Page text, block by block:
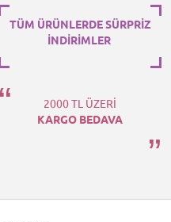
TÜM ÜRÜNLERDE SÜRPRİZ
İNDİRİMLER
2000 TL ÜZERİ
KARGO BEDAVA